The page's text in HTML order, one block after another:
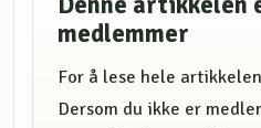
medlemmer
For å lese hele
Dersom du ikke er